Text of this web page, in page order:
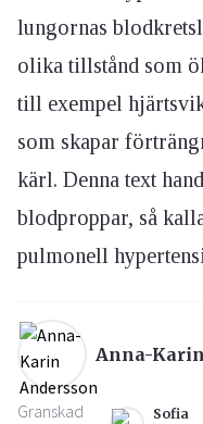
lungornas
olika tillstånd som
till exempel
som skapar
kärl. Denna text
blodproppar, så
pulmonell
Anna-
Granskad
Sofia